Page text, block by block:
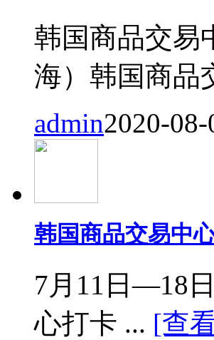
韩国商品交易
海）韩国商品
admin2020-08-
韩国商品交易中
7月11日—18
心打卡 ... [查